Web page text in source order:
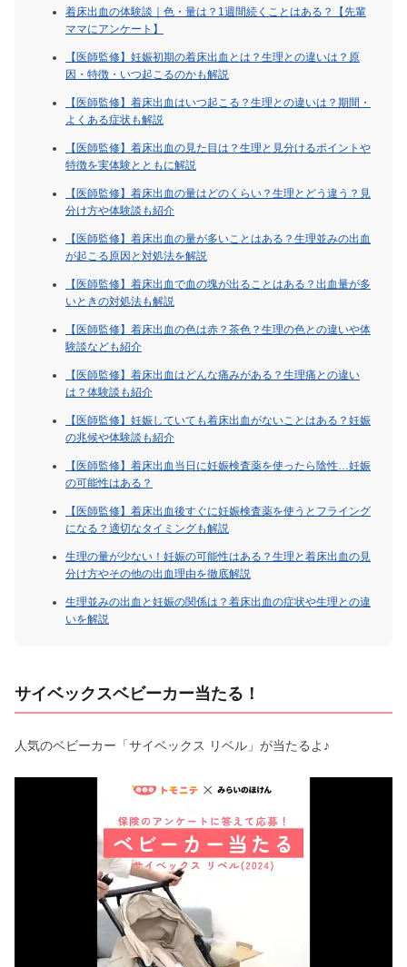
着床出血の体験談｜色・量は？1週間続くことはある？【先輩
ママにアンケート】
【医師監修】妊娠初期の着床出血とは？生理との違いは？原
因・特徴・いつ起こるのかも解説
【医師監修】着床出血はいつ起こる？生理との違いは？期間・
よくある症状も解説
【医師監修】着床出血の見た目は？生理と見分けるポイントや
特徴を実体験とともに解説
【医師監修】着床出血の量はどのくらい？生理とどう違う？見
分け方や体験談も紹介
【医師監修】着床出血の量が多いことはある？生理並みの出血
が起こる原因と対処法を解説
【医師監修】着床出血で血の塊が出ることはある？出血量が多
いときの対処法も解説
【医師監修】着床出血の色は赤？茶色？生理の色との違いや体
験談なども紹介
【医師監修】着床出血はどんな痛みがある？生理痛との違い
は？体験談も紹介
【医師監修】妊娠していても着床出血がないことはある？妊娠
の兆候や体験談も紹介
【医師監修】着床出血当日に妊娠検査薬を使ったら陰性…妊娠
の可能性はある？
【医師監修】着床出血後すぐに妊娠検査薬を使うとフライング
になる？適切なタイミングも解説
生理の量が少ない！妊娠の可能性はある？生理と着床出血の見
分け方やその他の出血理由を徹底解説
生理並みの出血と妊娠の関係は？着床出血の症状や生理との違
いを解説
サイベックスベビーカー当たる！
人気のベビーカー「サイベックス リベル」が当たるよ♪